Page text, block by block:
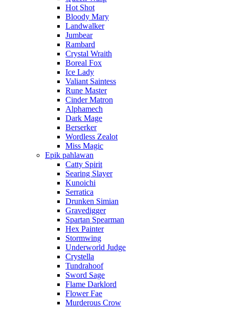
Hot Shot
Bloody Mary
Landwalker
Jumbear
Rambard
Crystal Wraith
Boreal Fox
Ice Lady
Valiant Saintess
Rune Master
Cinder Matron
Alphamech
Dark Mage
Berserker
Wordless Zealot
Miss Magic
Epik pahlawan
Catty Spirit
Searing Slayer
Kunoichi
Serratica
Drunken Simian
Gravedigger
Spartan Spearman
Hex Painter
Stormwing
Underworld Judge
Crystella
Tundrahoof
Sword Sage
Flame Darklord
Flower Fae
Murderous Crow